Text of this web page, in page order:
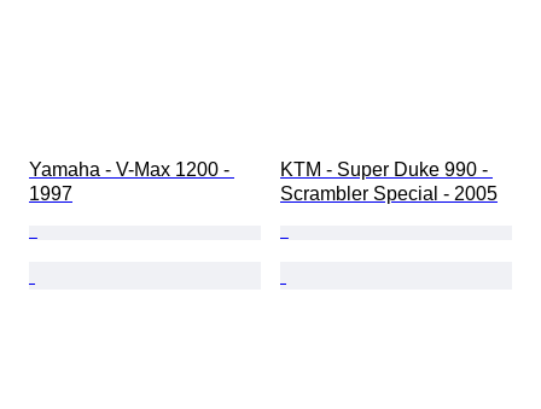
Yamaha - V-Max 1200 -
1997
KTM - Super Duke 990 -
Scrambler Special - 2005